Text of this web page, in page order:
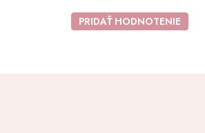
PRIDAŤ HODNOTENIE